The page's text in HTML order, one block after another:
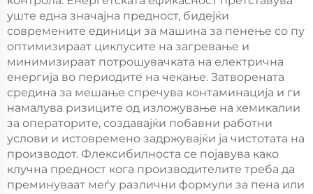
уште една значајна предност, бидејќи
современите единици за машина за пенење со пу
оптимизираат циклусите на загревање и
минимизираат потрошувачката на електрична
енергија во периодите на чекање. Затворената
средина за мешање спречува контаминација и ги
намалува ризиците од изложување на хемикалии
за операторите, создавајќи побавни работни
услови и истовремено задржувајќи ја чистотата на
производот. Флексибилноста се појавува како
клучна предност кога производителите треба да
преминуваат меѓу различни формули за пена или